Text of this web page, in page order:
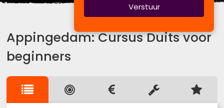
Appingedam: Cursus Duits voor
beginners
Verstuur